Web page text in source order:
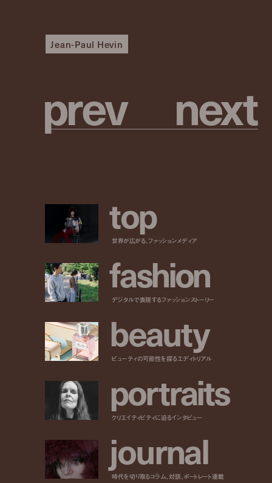
Jean-Paul Hevin
prev next
top
世界が広がる、ファッションメディア
fashion
デジタルで表現するファッションストーリー
beauty
ビューティの可能性を探るエディトリアル
portraits
クリエイティビティに迫るインタビュー
journal
時代を切り取るコラム、対談、ポートレート連載